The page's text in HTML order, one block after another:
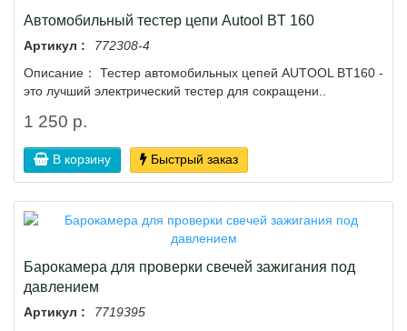
Автомобильный тестер цепи Autool BT 160
Артикул :
772308-4
Описание： Тестер автомобильных цепей AUTOOL BT160 -
это лучший электрический тестер для сокращени..
1 250 р.
В корзину Быстрый заказ
Барокамера для проверки свечей зажигания под
давлением
Артикул :
7719395